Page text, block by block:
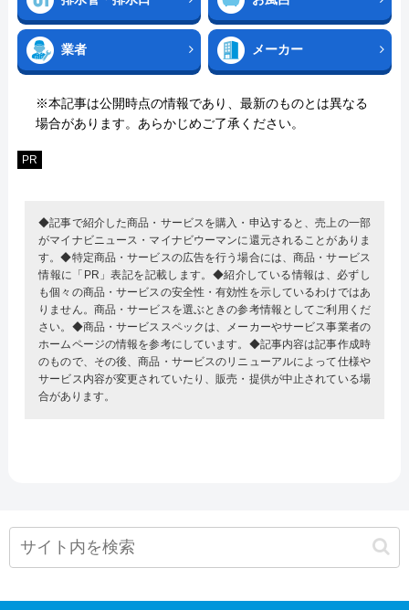
業者 メーカー
※本記事は公開時点の情報であり、最新のものとは異なる
場合があります。あらかじめご了承ください。
PR
◆記事で紹介した商品・サービスを購入・申込すると、売上の一部
がマイナビニュース・マイナビウーマンに還元されることがありま
す。◆特定商品・サービスの広告を行う場合には、商品・サービス
情報に「PR」表記を記載します。◆紹介している情報は、必ずし
も個々の商品・サービスの安全性・有効性を示しているわけではあ
りません。商品・サービスを選ぶときの参考情報としてご利用くだ
さい。◆商品・サービススペックは、メーカーやサービス事業者の
ホームページの情報を参考にしています。◆記事内容は記事作成時
のもので、その後、商品・サービスのリニューアルによって仕様や
サービス内容が変更されていたり、販売・提供が中止されている場
合があります。